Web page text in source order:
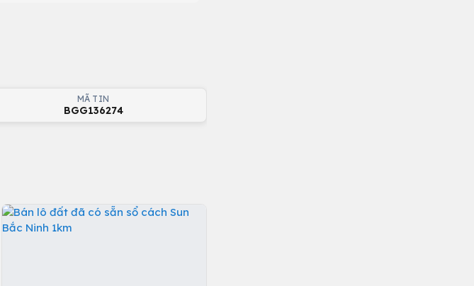
MÃ TIN
BGG136274